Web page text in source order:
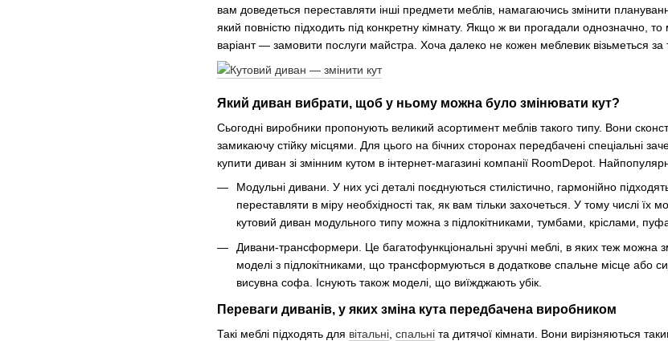
вам доведеться переставляти інші предмети меблів, намагаючись змінити
який повністю підходить під конкретну кімнату. Якщо ж ви прогадали однозначно,
варіант — замовити послуги майстра. Хоча далеко не кожен меблевик візьметься за
Який диван вибрати, щоб у ньому можна було змінювати кут?
Сьогодні виробники пропонують великий асортимент меблів такого типу. Вони
замикаючу стійку місцями. Для цього на бічних сторонах передбачені спеціальні
купити диван зі змінним кутом в інтернет-магазині компанії RoomDepot.
Модульні дивани. У них усі деталі поєднуються стилістично, гармонійно
переставляти в міру необхідності так, як вам тільки захочеться. У тому числі
кутовий диван модульного типу можна з підлокітниками, тумбами, кріслами,
Дивани-трансформери. Це багатофункціональні зручні меблі, в яких теж можна
моделі з підлокітниками, що трансформуються в додаткове спальне місце або
висувна софа. Існують також моделі, що виїжджають убік.
Переваги диванів, у яких зміна кута передбачена виробником
Такі меблі підходять для вітальні спальні та дитячої кімнати. Вони вирізняються